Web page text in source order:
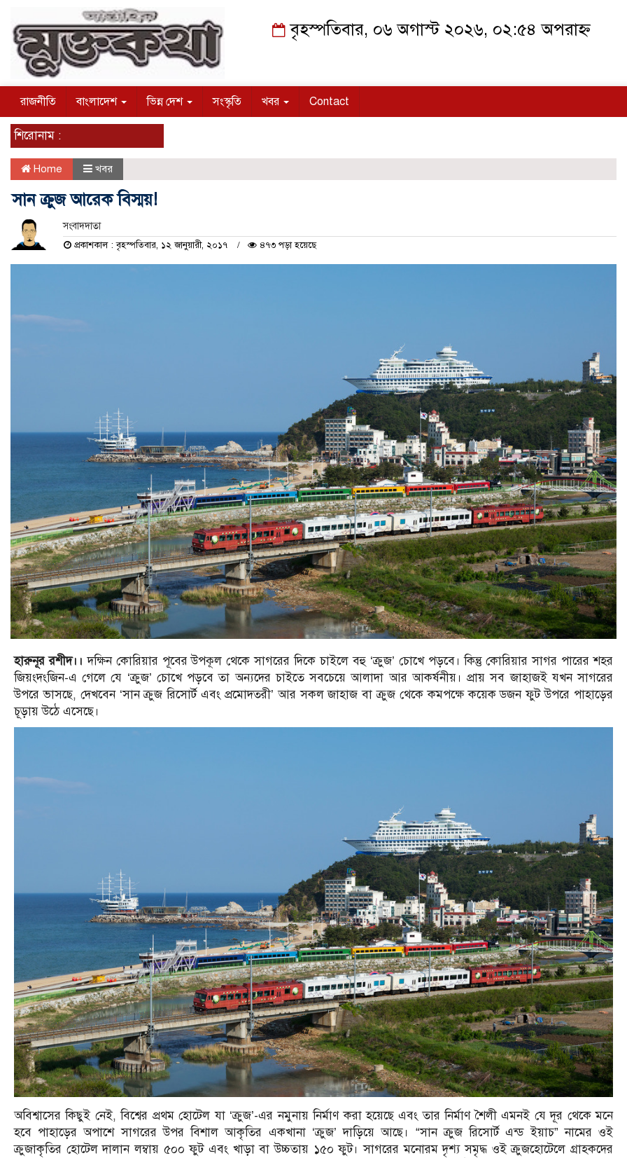
বৃহস্পতিবার, ০৬ অগাস্ট ২০২৬, ০২:৫৪ অপরাহ্ন
রাজনীতি বাংলাদেশ ভিন্ন দেশ সংস্কৃতি খবর Contact
শিরোনাম :
Home খবর
সান ক্রুজ আরেক বিস্ময়!
সংবাদদাতা
প্রকাশকাল : বৃহস্পতিবার, ১২ জানুয়ারী, ২০১৭ ৪৭৩ পড়া হয়েছে
হারুনূর রশীদ।। দক্ষিন কোরিয়ার পূবের উপকূল থেকে সাগরের দিকে চাইলে বহু ‘ক্রুজ’ চোখে পড়বে। কিন্তু কোরিয়ার সাগর পারের শহর
জিয়ংদংজিন-এ গেলে যে ‘ক্রুজ’ চোখে পড়বে তা অন্যদের চাইতে সবচেয়ে আলাদা আর আকর্ষনীয়। প্রায় সব জাহাজই যখন সাগরের
উপরে ভাসছে, দেখবেন ‘সান ক্রুজ রিসোর্ট এবং প্রমোদতরী’ আর সকল জাহাজ বা ক্রুজ থেকে কমপক্ষে কয়েক ডজন ফুট উপরে পাহাড়ের
চূড়ায় উঠে এসেছে।
অবিশ্বাসের কিছুই নেই, বিশ্বের প্রথম হোটেল যা ‘ক্রুজ’-এর নমুনায় নির্মাণ করা হয়েছে এবং তার নির্মাণ শৈলী এমনই যে দূর থেকে মনে
হবে পাহাড়ের অপাশে সাগরের উপর বিশাল আকৃতির একখানা ‘ক্রুজ’ দাড়িয়ে আছে। “সান ক্রুজ রিসোর্ট এন্ড ইয়াচ” নামের ওই
ক্রুজাকৃতির হোটেল দালান লম্বায় ৫০০ ফুট এবং খাড়া বা উচ্চতায় ১৫০ ফুট। সাগরের মনোরম দৃশ্য সমৃদ্ধ ওই ক্রুজহোটেলে গ্রাহকদের